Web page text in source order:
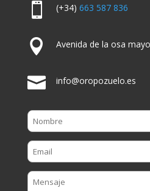
 (+34) 663 587 836
 Avenida de la osa
 info@oropozuelo.es